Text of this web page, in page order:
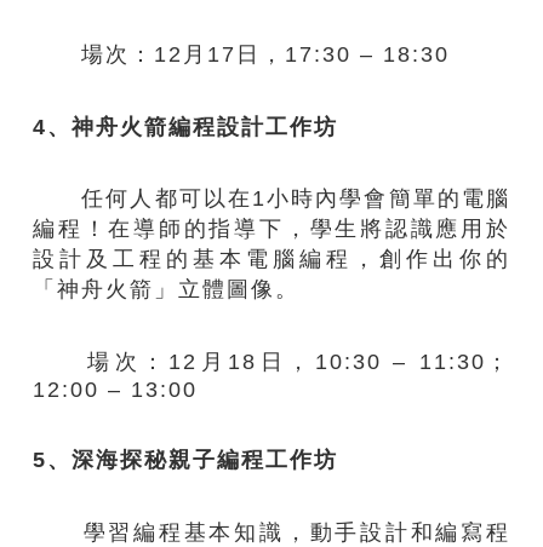
場次：12月17日，17:30 – 18:30​
4、神舟火箭編程設計工作坊
任何人都可以在1小時內學會簡單的電腦
編程！在導師的指導下，學生將認識應用於
設計及工程的基本電腦編程，創作出你的
「神舟火箭」立體圖像。
場次：12月18日，10:30 – 11:30​；
12:00 – 13:00
5、深海探秘親子編程工作坊
學習編程基本知識，動手設計和編寫程